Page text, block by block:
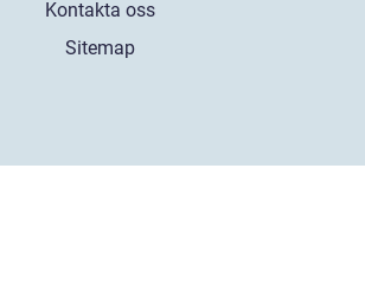
Kontakta oss
Sitemap